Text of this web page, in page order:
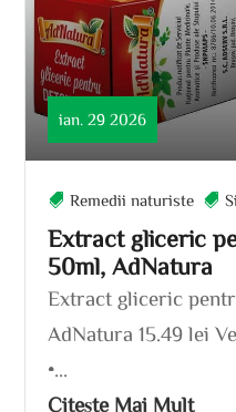
Extract gliceric
50ml, AdNatura
ian. 29 2026
Remedii naturiste
Extract gliceric
AdNatura 15.49 lei
•...
Citește Mai Mult